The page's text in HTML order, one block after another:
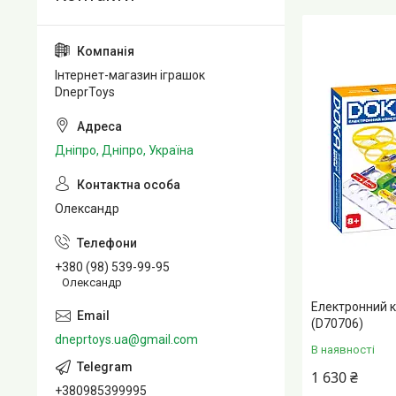
Електронний
(D70706)
В наявності
1 630 ₴
Інтернет-магазин іграшок
DneprToys
Дніпро, Дніпро, Україна
Олександр
+380 (98) 539-99-95
Олександр
dneprtoys.ua@gmail.com
+380985399995